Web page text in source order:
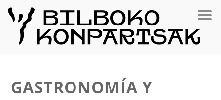
GASTRONOMÍA Y